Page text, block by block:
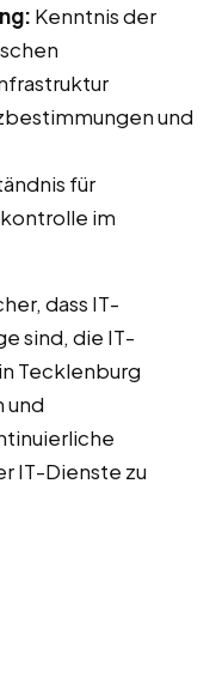
Kenntnis der
und
für
im
dass IT-
sind, die IT-
Tecklenburg
und
IT-Dienste zu